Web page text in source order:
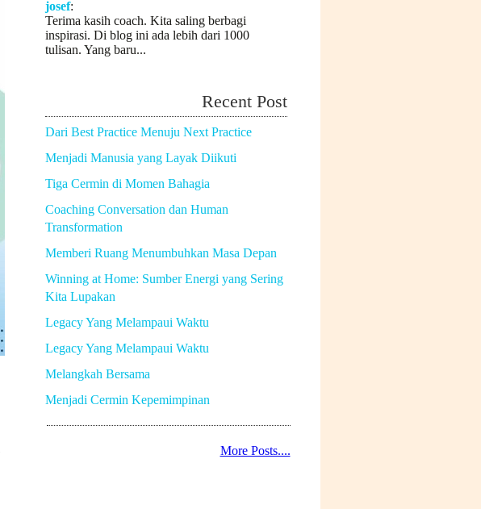
josef:
Terima kasih coach. Kita saling berbagi
inspirasi. Di blog ini ada lebih dari 1000
tulisan. Yang baru...
Recent Post
Dari Best Practice Menuju Next Practice
Menjadi Manusia yang Layak Diikuti
Tiga Cermin di Momen Bahagia
Coaching Conversation dan Human
Transformation
Memberi Ruang Menumbuhkan Masa Depan
Winning at Home: Sumber Energi yang Sering
Kita Lupakan
Legacy Yang Melampaui Waktu
Legacy Yang Melampaui Waktu
Melangkah Bersama
Menjadi Cermin Kepemimpinan
More Posts....